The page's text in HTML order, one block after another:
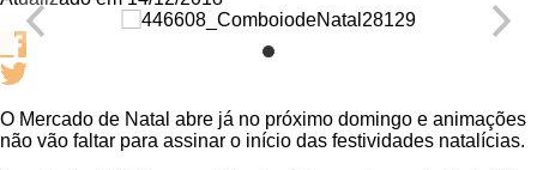
O Mercado de Natal abre já no próximo domingo e animações
não vão faltar para assinar o início das festividades natalícias.